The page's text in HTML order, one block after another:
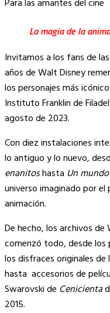
Para las amantes del cine
La magia de la
Invitamos a los fans de
años de Walt Disney
los personajes más
Instituto Franklin de
agosto de 2023.
Con diez instalaciones
lo antiguo y lo nuevo,
enanitoshasta Un
universo imaginado por
animación.
De hecho, los archivos
comenzó todo, desde
los disfraces originales
hasta accesorios de
Swarovski de Cenicienta
2015.